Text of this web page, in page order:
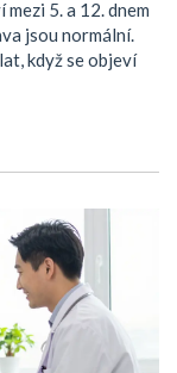
5. a 12. dnem
jsou normální.
když se objeví